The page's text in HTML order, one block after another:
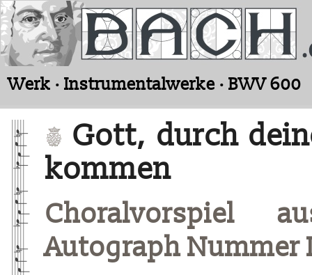
Werk · Instrumentalwerke · BWV 600
Gott, durch
kommen
Choralvorspiel
Autograph Nummer